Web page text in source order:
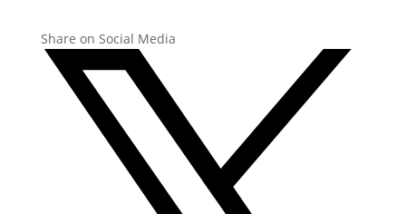
Share on Social Media